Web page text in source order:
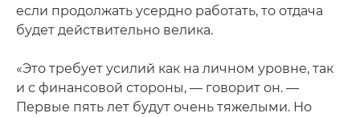
если продолжать усердно работать, то отдача
будет действительно велика.
«Это требует усилий как на личном уровне, так
и с финансовой стороны, — говорит он. —
Первые пять лет будут очень тяжелыми. Но